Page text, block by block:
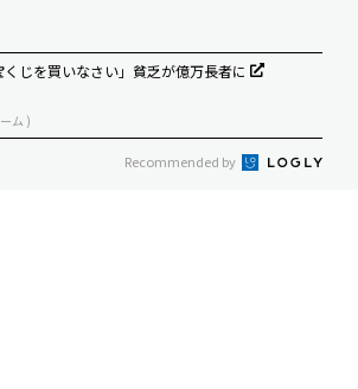
くじを買いなさい」貧乏が億万長者に
ム )
Recommended by